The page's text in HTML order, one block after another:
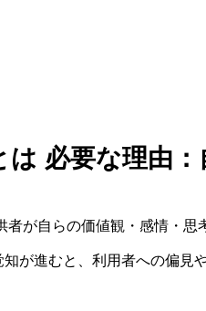
は 必要な理由
者が自らの価値観・感情・思
が進むと、利用者への偏見